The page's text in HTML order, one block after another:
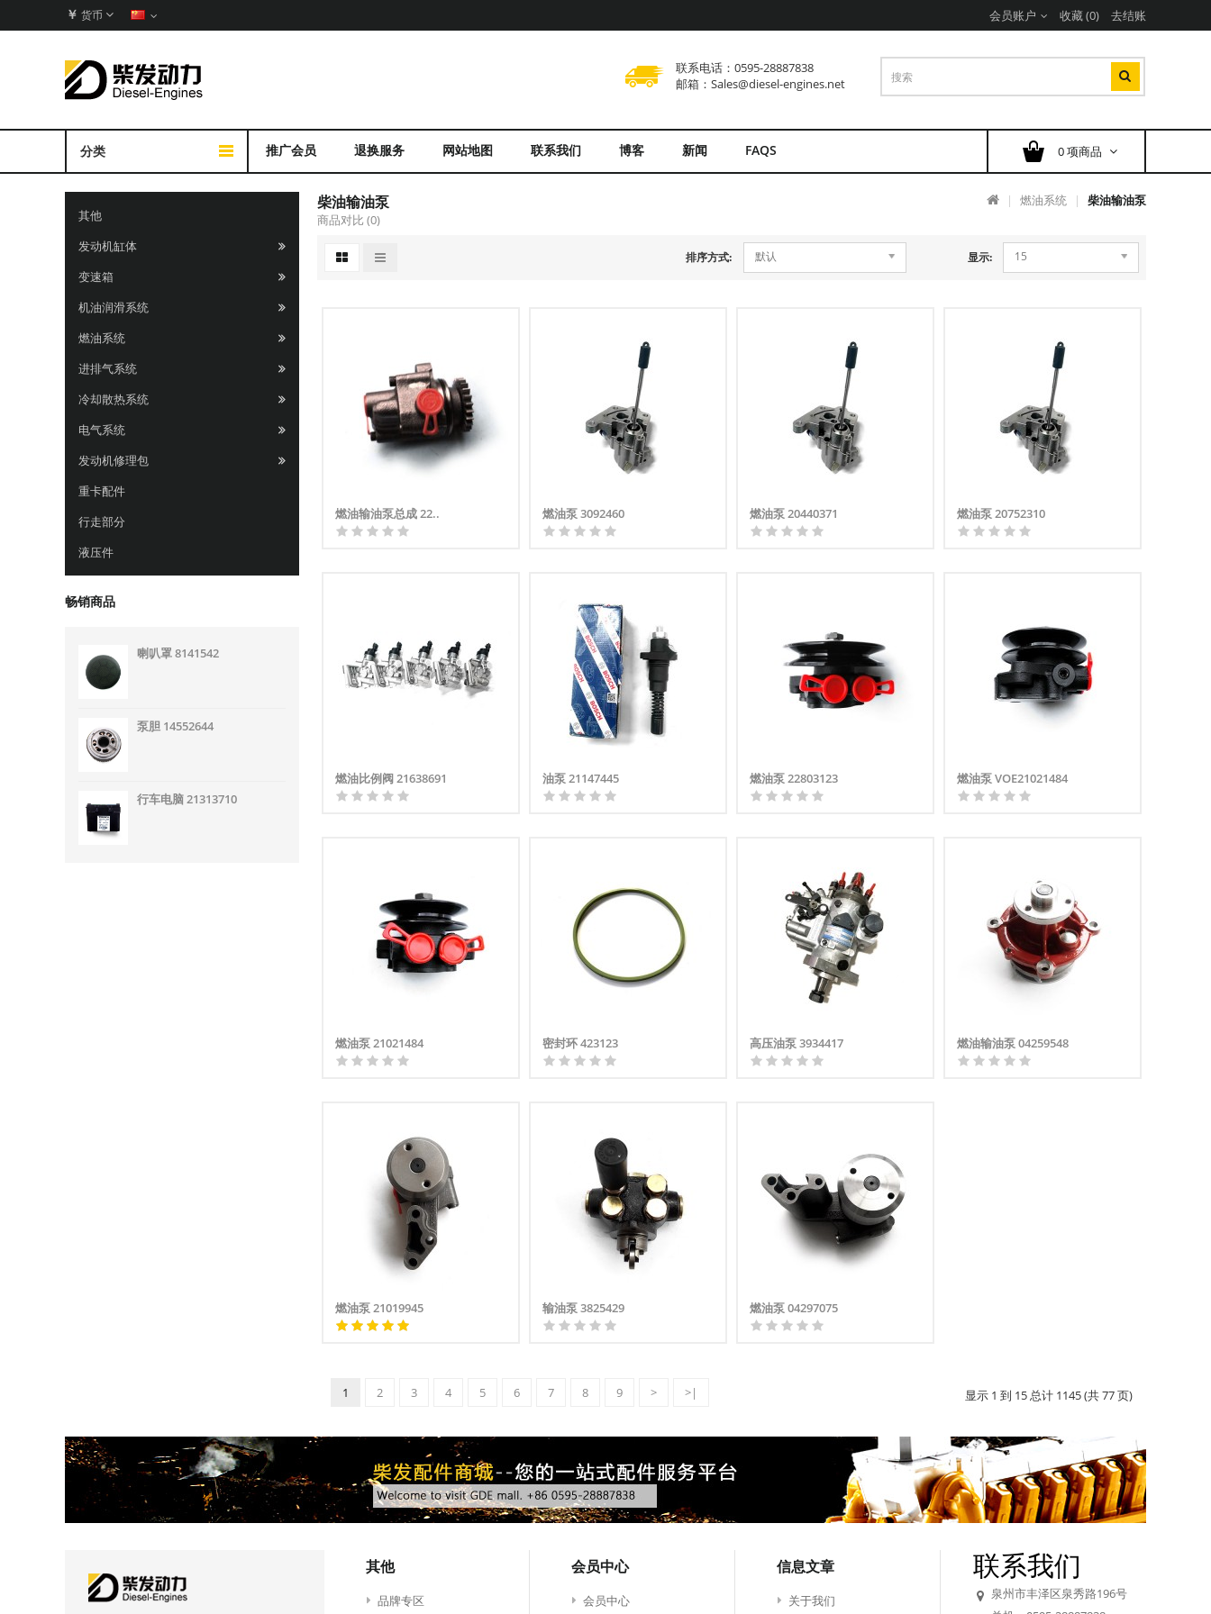
￥ 货币 会员账户 收藏 (0) 去结账
联系电话：0595-28887838
邮箱：Sales@diesel-engines.net
分类 推广会员 退换服务 网站地图 联系我们 博客 新闻 FAQS 0 项商品
其他
发动机缸体
变速箱
机油润滑系统
燃油系统
进排气系统
冷却散热系统
电气系统
发动机修理包
重卡配件
行走部分
液压件
畅销商品
喇叭罩 8141542
泵胆 14552644
行车电脑 21313710
燃油系统 柴油输油泵
柴油输油泵
商品对比 (0)
排序方式: 默认 显示: 15
燃油输油泵总成 22.. 燃油泵 3092460 燃油泵 20440371 燃油泵 20752310
燃油比例阀 21638691 油泵 21147445 燃油泵 22803123 燃油泵 VOE21021484
燃油泵 21021484 密封环 423123 高压油泵 3934417 燃油输油泵 04259548
燃油泵 21019945 输油泵 3825429 燃油泵 04297075
1 2 3 4 5 6 7 8 9 > >| 显示 1 到 15 总计 1145 (共 77 页)
其他
品牌专区
会员中心
会员中心
信息文章
关于我们
联系我们
泉州市丰泽区泉秀路196号